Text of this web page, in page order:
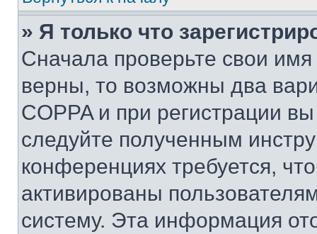
» Я только что
Сначала проверьте свои
верны, то возможны два
COPPA и при регистрации
следуйте полученным
конференциях требуется,
активированы
систему. Эта информация